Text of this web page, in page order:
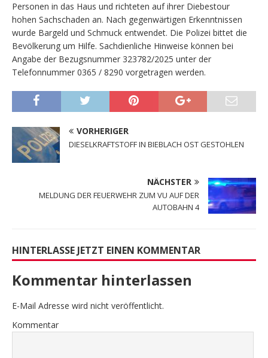
Personen in das Haus und richteten auf ihrer Diebestour
hohen Sachschaden an. Nach gegenwärtigen Erkenntnissen
wurde Bargeld und Schmuck entwendet. Die Polizei bittet die
Bevölkerung um Hilfe. Sachdienliche Hinweise können bei
Angabe der Bezugsnummer 323782/2025 unter der
Telefonnummer 0365 / 8290 vorgetragen werden.
VORHERIGER
DIESELKRAFTSTOFF IN BIEBLACH OST GESTOHLEN
NÄCHSTER
MELDUNG DER FEUERWEHR ZUM VU AUF DER
AUTOBAHN 4
HINTERLASSE JETZT EINEN KOMMENTAR
Kommentar hinterlassen
E-Mail Adresse wird nicht veröffentlicht.
Kommentar